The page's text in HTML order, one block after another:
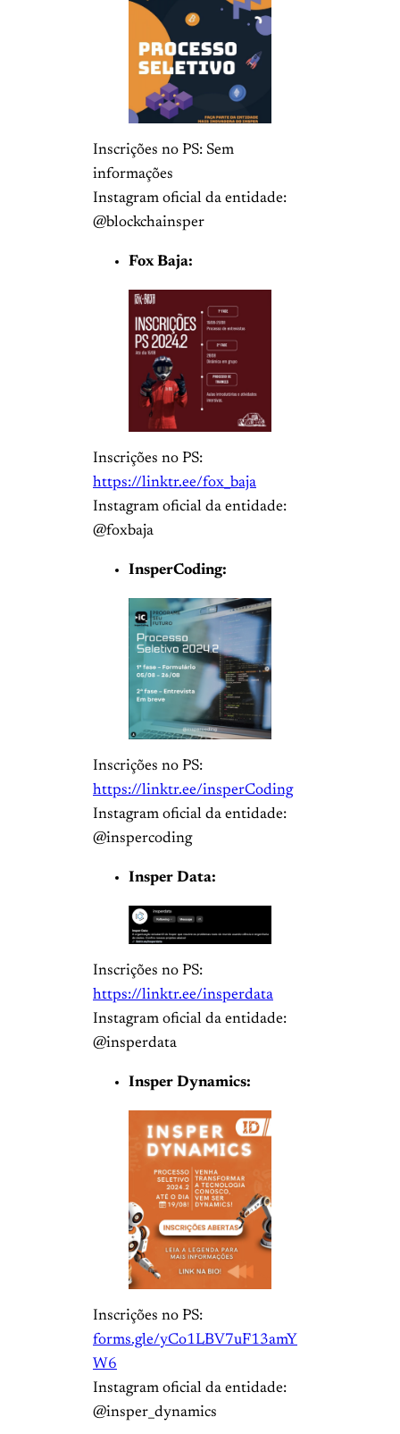
Inscrições no PS: Sem
informações
Instagram oficial da entidade:
@blockchainsper
Fox Baja:
Inscrições no PS:
https://linktr.ee/fox_baja
Instagram oficial da entidade:
@foxbaja
InsperCoding:
Inscrições no PS:
https://linktr.ee/insperCoding
Instagram oficial da entidade:
@inspercoding
Insper Data:
Inscrições no PS:
https://linktr.ee/insperdata
Instagram oficial da entidade:
@insperdata
Insper Dynamics:
Inscrições no PS:
forms.gle/yCo1LBV7uF13amY
W6
Instagram oficial da entidade:
@insper_dynamics